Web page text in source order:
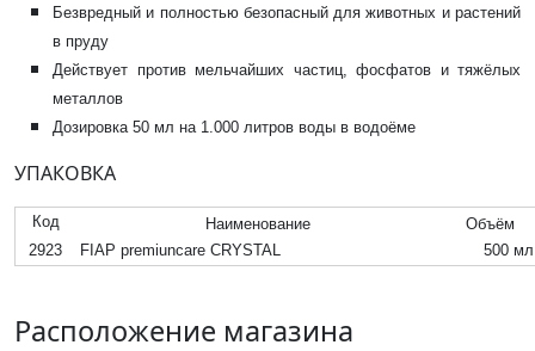
Безвредный и полностью безопасный для животных и растений
в пруду
Действует против мельчайших частиц, фосфатов и тяжёлых
металлов
Дозировка 50 мл на 1.000 литров воды в водоёме
УПАКОВКА
Код Наименование
Объём
2923
FIAP premiuncare CRYSTAL 500
Расположение магазина